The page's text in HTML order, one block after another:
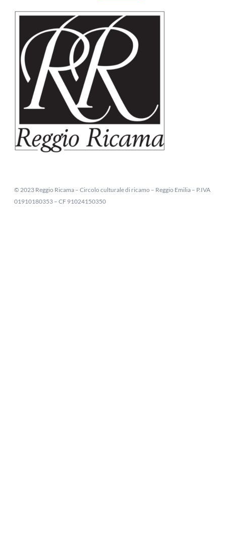
© 2023 Reggio Ricama – Circolo culturale di ricamo – Reggio Emilia – P.IVA
01910180353 – CF 91024150350